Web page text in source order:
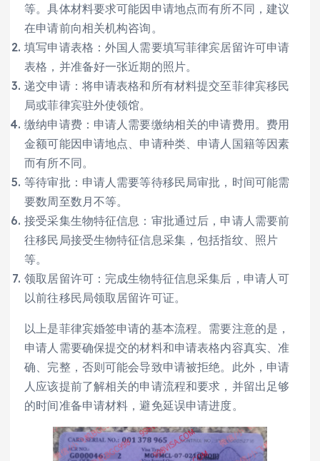
等。具体材料要求可能因申请地点而有所不同，建议
在申请前向相关机构咨询。
填写申请表格：外国人需要填写菲律宾居留许可申请
表格，并准备好一张近期的照片。
递交申请：将申请表格和所有材料提交至菲律宾移民
局或菲律宾驻外使领馆。
缴纳申请费：申请人需要缴纳相关的申请费用。费用
金额可能因申请地点、申请种类、申请人国籍等因素
而有所不同。
等待审批：申请人需要等待移民局审批，时间可能需
要数周至数月不等。
接受采集生物特征信息：审批通过后，申请人需要前
往移民局接受生物特征信息采集，包括指纹、照片
等。
领取居留许可：完成生物特征信息采集后，申请人可
以前往移民局领取居留许可证。
以上是菲律宾婚签申请的基本流程。需要注意的是，
申请人需要确保提交的材料和申请表格内容真实、准
确、完整，否则可能会导致申请被拒绝。此外，申请
人应该提前了解相关的申请流程和要求，并留出足够
的时间准备申请材料，避免延误申请进度。